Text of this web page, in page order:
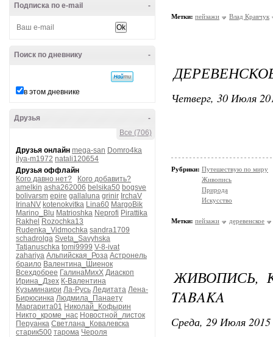
-
Подписка по e-mail
-
Поиск по дневнику
в этом дневнике
-
Друзья
Все (706)
Друзья онлайн mega-san Domro4ka
ilya-m1972 natali120654
Друзья оффлайн
Кого давно нет?
Кого добавить?
amelkin asha262006 belsika50 bogsve
bolivarsm epire gallaluna grinir IrchaV
IrinaNV kotenokvitka Lina60 MargoBik
Marino_Blu Matrioshka Neprofi Pirattika
Rakhel
Rozochka13
Rudenka_Vidmochka sandra1709
schadrolga Sveta_Savyhska
Tatjanuschka tomi9999 V-8-ivat
zahariya Альпийская_Роза Астронель
браило Валентина_Шиенок
Всехдобрее ГалинаМихХ Диаскоп
Ирина_Дзех К-Валентина
Кузьминаири Ла-Русь Ледитата Лена-
Бирюсинка Людмила_Панаету
Маргарита01 Николай_Кофырин
Никто_кроме_нас Новостной_листок
Перуанка Светлана_Ковалевска
старик500 тарома Чероля
Метки: пейзажи Влад Кравчук
ДЕРЕВЕНСКОЕ.
Четверг, 30 Июля
Рубрики: Путешествую по миру
Живопись
Природа
Искусство
Метки: пейзажи деревенское
ЖИВОПИСЬ,
TABAKA
Среда, 29 Июля